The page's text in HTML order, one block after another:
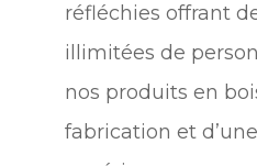
réfléchies offrant
illimitées de
nos produits en
fabrication et